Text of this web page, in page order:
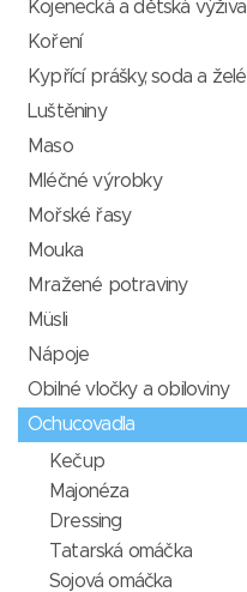
Kojenecká a dětská výživa
Koření
Kypřící prášky, soda a želé
Luštěniny
Maso
Mléčné výrobky
Mořské řasy
Mouka
Mražené potraviny
Müsli
Nápoje
Obilné vločky a obiloviny
Ochucovadla
Kečup
Majonéza
Dressing
Tatarská omáčka
Sojová omáčka